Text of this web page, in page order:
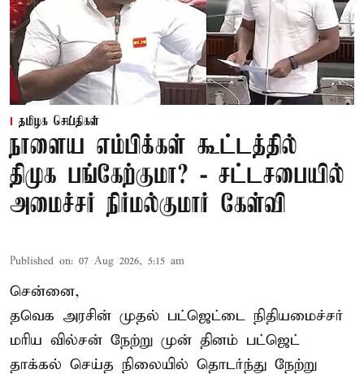
தமிழக செய்திகள்
நாளைய எம்பிக்கள் கூட்டத்தில்
திமுக பங்கேற்குமா? - சட்டசபையில்
அமைச்சர் நிர்மல்குமார் கேள்வி
Published on: 07 Aug 2026, 5:15 am
சென்னை,
தவெக அரசின் முதல் பட்ஜெட்டை நிதியமைச்சர்
மரிய வில்சன் நேற்று முன் தினம் பட்ஜெட்
தாக்கல் செய்த நிலையில் தொடர்ந்து நேற்று